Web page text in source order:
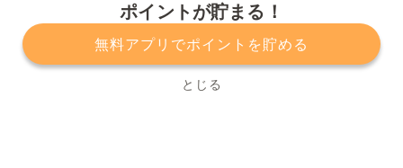
ポイントが貯まる！
無料アプリでポイントを貯める
とじる
プライバシーポリシー 利用規約
運営会社
サービスに関してのお問い合わせ